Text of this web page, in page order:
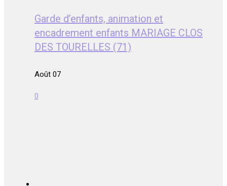
Garde d’enfants, animation et
encadrement enfants MARIAGE CLOS
DES TOURELLES (71)
Août 07
0